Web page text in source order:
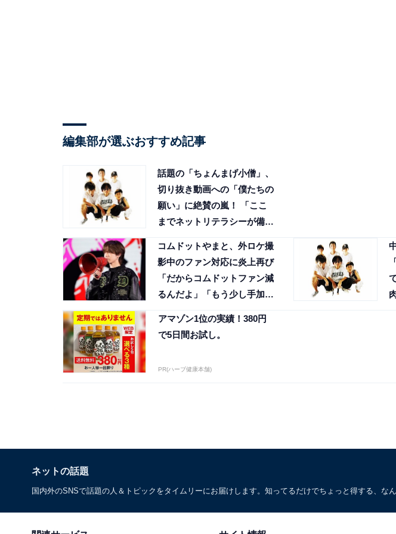
編集部が選ぶおすすめ記事
話題の「ちょんまげ小僧」、
切り抜き動画への「僕たちの
願い」に絶賛の嵐！ 「ここ
までネットリテラシーが備わ
コムドットやまと、外ロケ撮
影中のファン対応に炎上再び
「だからコムドットファン減
るんだよ」「もう少し手加減
アマゾン1位の実績！380円
で5日間お試し。
PR(ハーブ健康本舗)
ネットの話題
国内外のSNSで話題の人＆トピックをタイムリーにお届けします。知ってるだけでちょっと得する、な